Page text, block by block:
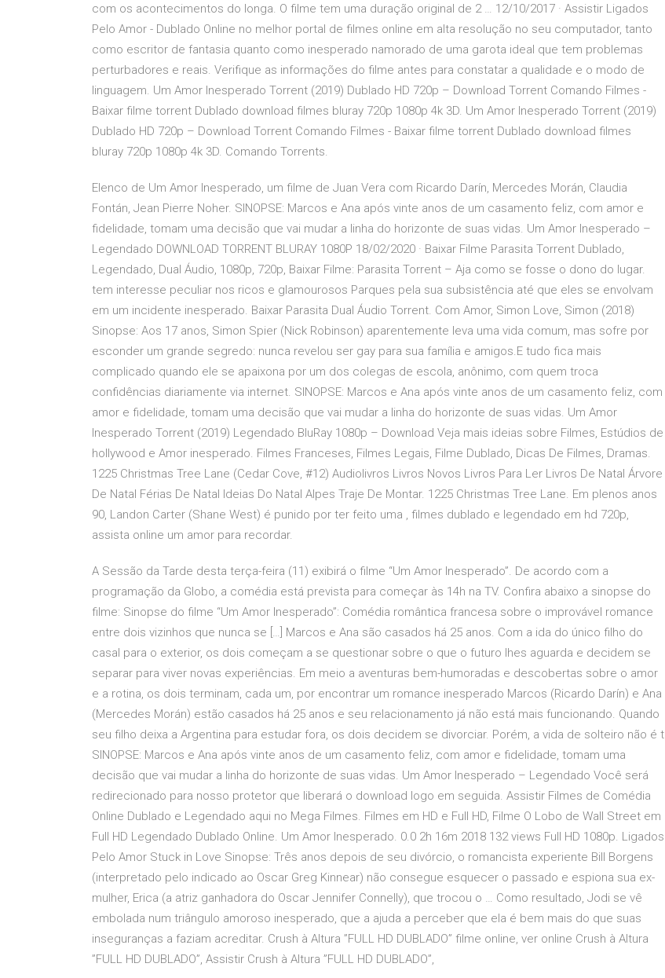
com os acontecimentos do longa. O filme tem uma duração original de 2 … 12/10/2017 · Assistir Ligados
Pelo Amor - Dublado Online no melhor portal de filmes online em alta resolução no seu computador, tanto
como escritor de fantasia quanto como inesperado namorado de uma garota ideal que tem problemas
perturbadores e reais. Verifique as informações do filme antes para constatar a qualidade e o modo de
linguagem. Um Amor Inesperado Torrent (2019) Dublado HD 720p – Download Torrent Comando Filmes -
Baixar filme torrent Dublado download filmes bluray 720p 1080p 4k 3D. Um Amor Inesperado Torrent (2019)
Dublado HD 720p – Download Torrent Comando Filmes - Baixar filme torrent Dublado download filmes
bluray 720p 1080p 4k 3D. Comando Torrents.
Elenco de Um Amor Inesperado, um filme de Juan Vera com Ricardo Darín, Mercedes Morán, Claudia
Fontán, Jean Pierre Noher. SINOPSE: Marcos e Ana após vinte anos de um casamento feliz, com amor e
fidelidade, tomam uma decisão que vai mudar a linha do horizonte de suas vidas. Um Amor Inesperado –
Legendado DOWNLOAD TORRENT BLURAY 1080P 18/02/2020 · Baixar Filme Parasita Torrent Dublado,
Legendado, Dual Áudio, 1080p, 720p, Baixar Filme: Parasita Torrent – Aja como se fosse o dono do lugar.
tem interesse peculiar nos ricos e glamourosos Parques pela sua subsistência até que eles se envolvam
em um incidente inesperado. Baixar Parasita Dual Áudio Torrent. Com Amor, Simon Love, Simon (2018)
Sinopse: Aos 17 anos, Simon Spier (Nick Robinson) aparentemente leva uma vida comum, mas sofre por
esconder um grande segredo: nunca revelou ser gay para sua família e amigos.E tudo fica mais
complicado quando ele se apaixona por um dos colegas de escola, anônimo, com quem troca
confidências diariamente via internet. SINOPSE: Marcos e Ana após vinte anos de um casamento feliz, com
amor e fidelidade, tomam uma decisão que vai mudar a linha do horizonte de suas vidas. Um Amor
Inesperado Torrent (2019) Legendado BluRay 1080p – Download Veja mais ideias sobre Filmes, Estúdios de
hollywood e Amor inesperado. Filmes Franceses, Filmes Legais, Filme Dublado, Dicas De Filmes, Dramas.
1225 Christmas Tree Lane (Cedar Cove, #12) Audiolivros Livros Novos Livros Para Ler Livros De Natal Árvore
De Natal Férias De Natal Ideias Do Natal Alpes Traje De Montar. 1225 Christmas Tree Lane. Em plenos anos
90, Landon Carter (Shane West) é punido por ter feito uma , filmes dublado e legendado em hd 720p,
assista online um amor para recordar.
A Sessão da Tarde desta terça-feira (11) exibirá o filme “Um Amor Inesperado”. De acordo com a
programação da Globo, a comédia está prevista para começar às 14h na TV. Confira abaixo a sinopse do
filme: Sinopse do filme “Um Amor Inesperado”: Comédia romântica francesa sobre o improvável romance
entre dois vizinhos que nunca se […] Marcos e Ana são casados há 25 anos. Com a ida do único filho do
casal para o exterior, os dois começam a se questionar sobre o que o futuro lhes aguarda e decidem se
separar para viver novas experiências. Em meio a aventuras bem-humoradas e descobertas sobre o amor
e a rotina, os dois terminam, cada um, por encontrar um romance inesperado Marcos (Ricardo Darín) e Ana
(Mercedes Morán) estão casados há 25 anos e seu relacionamento já não está mais funcionando. Quando
seu filho deixa a Argentina para estudar fora, os dois decidem se divorciar. Porém, a vida de solteiro não é t
SINOPSE: Marcos e Ana após vinte anos de um casamento feliz, com amor e fidelidade, tomam uma
decisão que vai mudar a linha do horizonte de suas vidas. Um Amor Inesperado – Legendado Você será
redirecionado para nosso protetor que liberará o download logo em seguida. Assistir Filmes de Comédia
Online Dublado e Legendado aqui no Mega Filmes. Filmes em HD e Full HD, Filme O Lobo de Wall Street em
Full HD Legendado Dublado Online. Um Amor Inesperado. 0.0 2h 16m 2018 132 views Full HD 1080p. Ligados
Pelo Amor Stuck in Love Sinopse: Três anos depois de seu divórcio, o romancista experiente Bill Borgens
(interpretado pelo indicado ao Oscar Greg Kinnear) não consegue esquecer o passado e espiona sua ex-
mulher, Erica (a atriz ganhadora do Oscar Jennifer Connelly), que trocou o … Como resultado, Jodi se vê
embolada num triângulo amoroso inesperado, que a ajuda a perceber que ela é bem mais do que suas
inseguranças a faziam acreditar. Crush à Altura ”FULL HD DUBLADO” filme online, ver online Crush à Altura
”FULL HD DUBLADO”, Assistir Crush à Altura ”FULL HD DUBLADO”,